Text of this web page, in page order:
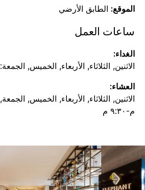
الموقع: الطابق الأرضي
ساعات العمل
الغداء:
الاثنين, الثلاثاء, الأربعاء, الخميس, الجمعة: ١١:٣٠ ص-٥:٠٠ م
العشاء:
م-٩:٣٠ م